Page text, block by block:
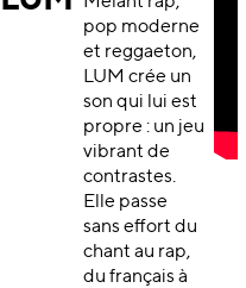
pop moderne
et reggaeton,
LUM crée un
son qui lui est
propre : un jeu
vibrant de
contrastes.
Elle passe
sans effort du
chant au rap,
du français à